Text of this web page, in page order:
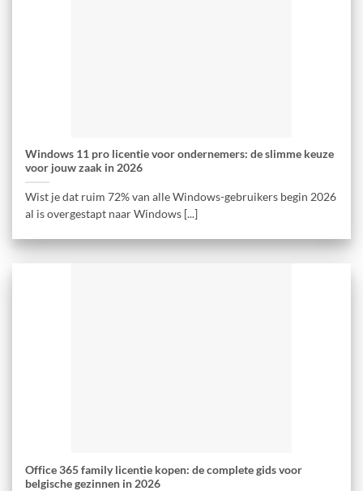
Windows 11 pro licentie voor ondernemers: de slimme keuze
voor jouw zaak in 2026
Wist je dat ruim 72% van alle Windows-gebruikers begin 2026
al is overgestapt naar Windows [...]
Office 365 family licentie kopen: de complete gids voor
belgische gezinnen in 2026